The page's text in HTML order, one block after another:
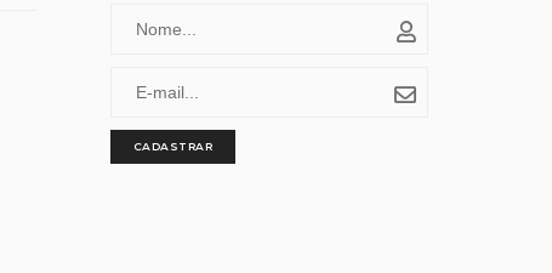
CADASTRAR